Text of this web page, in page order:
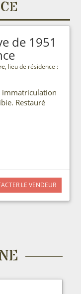
de 1951
, lieu de résidence :
immatriculation
Restauré
LE VENDEUR